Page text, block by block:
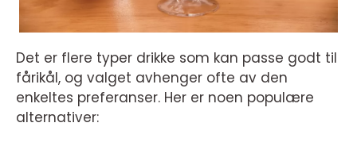
Det er flere typer drikke som kan passe godt til
fårikål, og valget avhenger ofte av den
enkeltes preferanser. Her er noen populære
alternativer: